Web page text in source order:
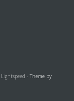
Lightspeed - Theme by